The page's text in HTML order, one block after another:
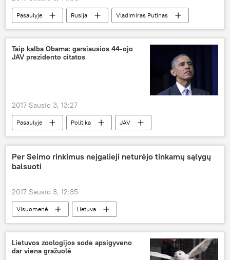
Pasaulyje Rusija
Vladimiras Putinas
Barakas Obama
Evgenijus Fedorovas
Valstybės Dūma
sankcijos
diplomatija
Taip kalba Obama: garsiausios 44-ojo
JAV prezidento citatos
2017 Sausio 3, 13:27
Pasaulyje Politika
JAV
Barakas Obama
citatos
Per Seimo rinkimus neįgalieji neturėjo tinkamų sąlygų
balsuoti
2017 Sausio 3, 12:35
Visuomenė
Lietuva
Agneta Skardžiuvienė
Seimas
rinkimai
neįgalieji
Permainų kupinas ruduo: Seimo rinkimai — 2016
Lietuvos zoologijos sode apsigyveno
dar viena gražuolė